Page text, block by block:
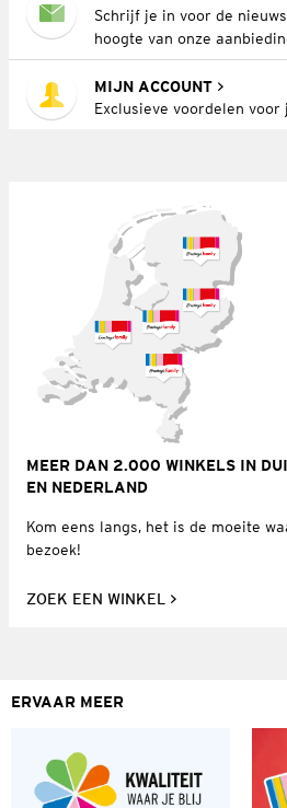
Schrijf je in voor de
hoogte van onze
MIJN ACCOUNT
Exclusieve voordelen voor
MEER DAN 2.000 WINKELS IN
EN NEDERLAND
Kom eens langs, het is de moeite
bezoek!
ZOEK EEN WINKEL
ERVAAR MEER